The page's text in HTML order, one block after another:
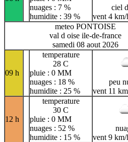
nuages : 7 %
humidite : 39 %
ciel
vent 4
meteo PONTOISE
val d oise ile-de-france
samedi 08 aout 2026
09 h
temperature
28 C
pluie : 0 MM
nuages : 18 %
humidite : 25 %
peu
vent 11
12 h
temperature
30 C
pluie : 0 MM
nuages : 52 %
humidite : 15 %
vent 9 km/